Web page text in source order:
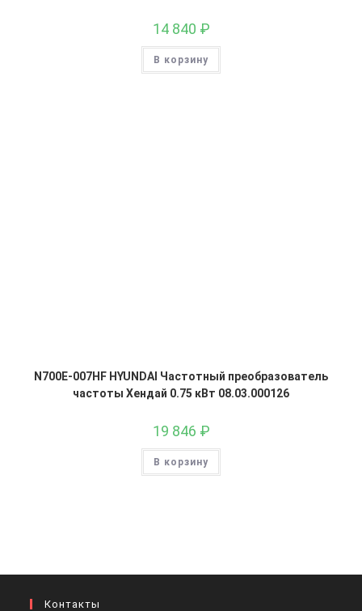
14 840 ₽
В корзину
N700E-007HF HYUNDAI Частотный преобразователь
частоты Хендай 0.75 кВт 08.03.000126
19 846 ₽
В корзину
Контакты